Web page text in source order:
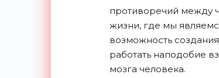
противоречий между
жизни, где мы
возможность
работать наподобие
мозга человека.